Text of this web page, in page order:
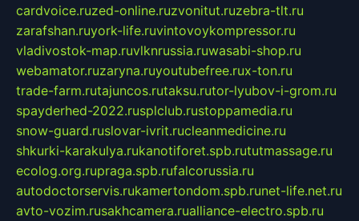
cardvoice.ruzed-online.ruzvonitut.ruzebra-tlt.ru
zarafshan.ruyork-life.ruvintovoykompressor.ru
vladivostok-map.ruvlknrussia.ruwasabi-shop.ru
webamator.ruzaryna.ruyoutubefree.rux-ton.ru
trade-farm.rutajuncos.rutaksu.rutor-lyubov-i-grom.ru
spayderhed-2022.rusplclub.rustoppamedia.ru
snow-guard.ruslovar-ivrit.rucleanmedicine.ru
shkurki-karakulya.rukanotiforet.spb.rututmassage.ru
ecolog.org.rupraga.spb.rufalcorussia.ru
autodoctorservis.rukamertondom.spb.runet-life.net.ru
avto-vozim.rusakhcamera.rualliance-electro.spb.ru